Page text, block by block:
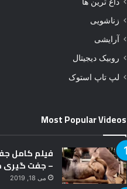
ر
د
ن
ی
زناشویی
آرایشی
روبیک دیجیتال
لپ تاپ استوک
Most Popular Videos
فیلم کامل
– جفت گیری
می 18, 2019